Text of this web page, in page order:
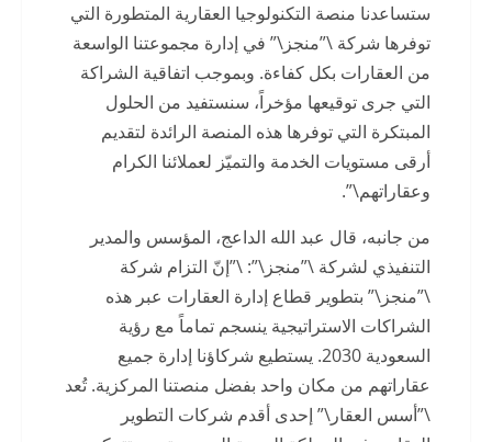
ستساعدنا منصة التكنولوجيا العقارية المتطورة التي
توفرها شركة \”منجز\” في إدارة مجموعتنا الواسعة
من العقارات بكل كفاءة. وبموجب اتفاقية الشراكة
التي جرى توقيعها مؤخراً، سنستفيد من الحلول
المبتكرة التي توفرها هذه المنصة الرائدة لتقديم
أرقى مستويات الخدمة والتميّز لعملائنا الكرام
وعقاراتهم\”.
من جانبه، قال عبد الله الداعج، المؤسس والمدير
التنفيذي لشركة \”منجز\”: \”إنّ التزام شركة
\”منجز\” بتطوير قطاع إدارة العقارات عبر هذه
الشراكات الاستراتيجية ينسجم تماماً مع رؤية
السعودية 2030. يستطيع شركاؤنا إدارة جميع
عقاراتهم من مكان واحد بفضل منصتنا المركزية. تُعد
\”أسس العقار\” إحدى أقدم شركات التطوير